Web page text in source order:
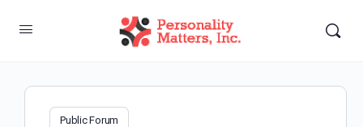
Public Forum